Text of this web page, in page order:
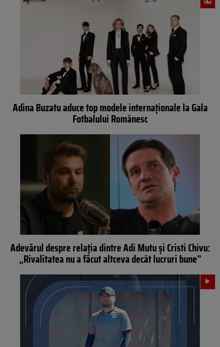
Adina Buzatu aduce top modele internaționale la Gala
Fotbalului Românesc
Adevărul despre relația dintre Adi Mutu și Cristi Chivu:
„Rivalitatea nu a făcut altceva decât lucruri bune”